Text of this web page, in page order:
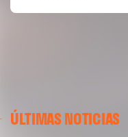
ÚLTIMAS NOTICIAS